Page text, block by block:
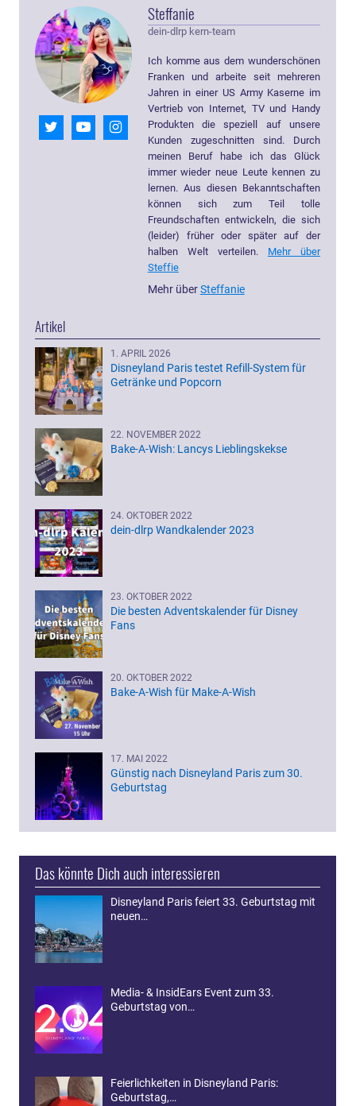
Steffanie
dein-dlrp kern-team
Ich komme aus dem wunderschönen
Franken und arbeite seit mehreren
Jahren in einer US Army Kaserne im
Vertrieb von Internet, TV und Handy
Produkten die speziell auf unsere
Kunden zugeschnitten sind. Durch
meinen Beruf habe ich das Glück
immer wieder neue Leute kennen zu
lernen. Aus diesen Bekanntschaften
können sich zum Teil tolle
Freundschaften entwickeln, die sich
(leider) früher oder später auf der
halben Welt verteilen. Mehr über
Steffie
Mehr überSteffanie
Artikel
1. APRIL 2026
Disneyland Paris testet Refill-System für
Getränke und Popcorn
22. NOVEMBER 2022
Bake-A-Wish: Lancys Lieblingskekse
24. OKTOBER 2022
dein-dlrp Wandkalender 2023
23. OKTOBER 2022
Die besten Adventskalender für Disney
Fans
20. OKTOBER 2022
Bake-A-Wish für Make-A-Wish
17. MAI 2022
Günstig nach Disneyland Paris zum 30.
Geburtstag
Das könnte Dich auch interessieren
Disneyland Paris feiert 33. Geburtstag mit
neuen…
Media- & InsidEars Event zum 33.
Geburtstag von…
Feierlichkeiten in Disneyland Paris:
Geburtstag,…